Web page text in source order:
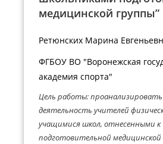
медицинской группы”
Ретюнских Марина
ФГБОУ ВО "Воронежская
академия спорта"
Цель работы:
деятельность учителей
учащимися школ, отнесенными к
подготовительной медицинской